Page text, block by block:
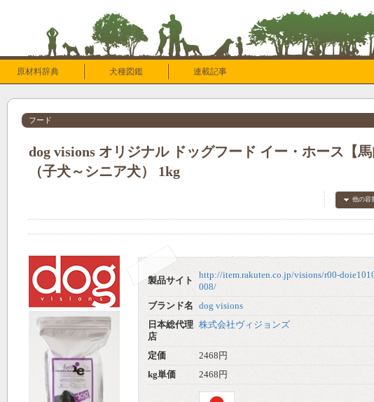
原材料辞典 犬種図鑑 連載記事
フード
dog visions オリジナル ドッグフード イー・ホース【
（子犬～シニア犬） 1kg
他の容
ード
ード
製品サイト
http://item.rakuten.co.jp/visions/r00-
008/
ブランド名
dog visions
日本総代理
店
株式会社ヴィジョンズ
定価
2468円
kg単価
2468円